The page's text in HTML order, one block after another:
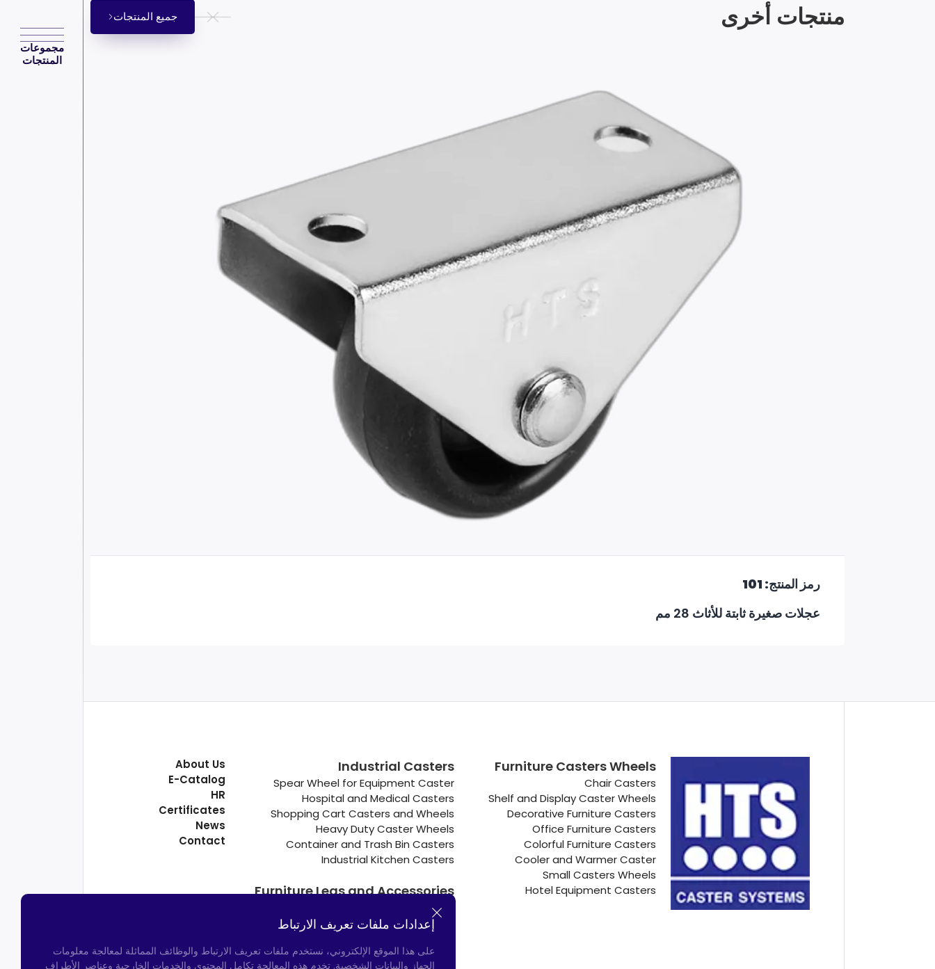
مجموعات
المنتجات
منتجات أخرى جميع المنتجات
رمز المنتج: 101
عجلات صغيرة ثابتة للأثاث 28 مم
Furniture Casters Wheels
Chair Casters
Shelf and Display Caster Wheels
Decorative Furniture Casters
Office Furniture Casters
Colorful Furniture Casters
Cooler and Warmer Caster
Small Casters Wheels
Hotel Equipment Casters
Industrial Casters
Spear Wheel for Equipment Caster
Hospital and Medical Casters
Shopping Cart Casters and Wheels
Heavy Duty Caster Wheels
Container and Trash Bin Casters
Industrial Kitchen Casters
Furniture Legs and Accessories
Connectors
Door Bumpers
About Us
E-Catalog
HR
Certificates
News
Contact
إعدادات ملفات تعريف الارتباط
على هذا الموقع الإلكتروني، نستخدم ملفات تعريف الارتباط والوظائف المماثلة لمعالجة معلومات
الجهاز والبيانات الشخصية. تخدم هذه المعالجة تكامل المحتوى والخدمات الخارجية وعناصر الأطراف